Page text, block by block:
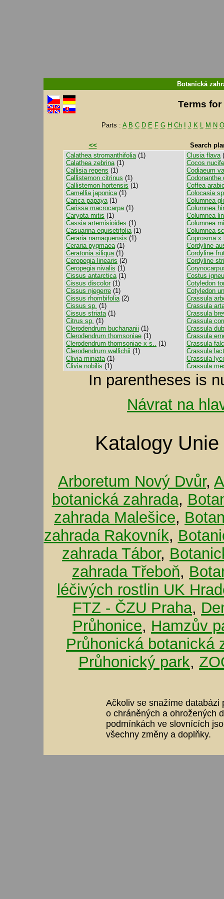
Botanická
Terms
Parts : A B C D E F G H Ch J K L M N O
<<
Search
Calathea stromanthifolia(1)
Calathea zebrina(1)
Callisia repens (1)
Callistemon citrinus (1)
Callistemon hortensis (1)
Camellia japonica(1)
Carica papaya(1)
Carissa macrocarpa(1)
Caryota mitis (1)
Cassia artemisioides (1)
Casuarina equisetifolia(1)
Ceraria namaquensis (1)
Ceraria pygmaea(1)
Ceratonia siliqua(1)
Ceropegia linearis (2)
Ceropegia nivalis (1)
Cissus antarctica(1)
Cissus discolor (1)
Cissus njegerre (1)
Cissus rhombifolia(2)
Cissus sp. (1)
Cissus striata(1)
Citrus sp. (1)
Clerodendrum buchananii (1)
Clerodendrum thomsoniae (1)
Clerodendrum thomsoniae x s.. (1)
Clerodendrum wallichii (1)
Clivia miniata(1)
Clivia nobilis (1)
Clusia flava
Cocos
Codiaeum
Codonanthe
Coffea
Colocasia
Columnea
Columnea
Columnea
Columnea
Columnea
Coprosma x
Cordyline
Cordyline
Cordyline
Costus
Cotyledon
Cotyledon
Crassula
Crassula
Crassula
Crassula
Crassula
Crassula
Crassula
Crassula
Crassula
Crassula
In parentheses is
Návrat na
Katalogy
Arboretum Nový Dvůr,
botanická zahrada,
zahrada Malešice,
zahrada Rakovník,
zahrada Tábor,
zahrada Třeboň,
léčivých rostlin UK
FTZ - ČZU Praha,
Průhonice, Hamzův
Průhonická botanická
Průhonický park,
Ačkoliv se snažíme databázi
o chráněných a ohrožených
podmínkách ve slovnících
všechny změny a doplňky.